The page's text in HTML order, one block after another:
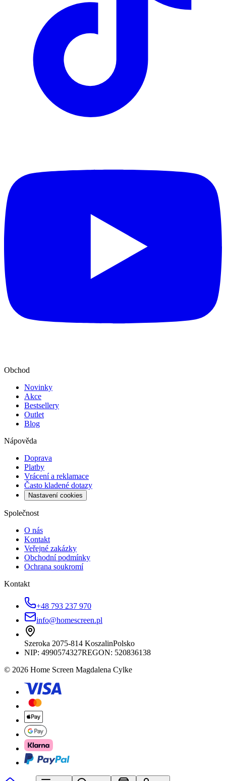
Obchod
Novinky
Akce
Bestsellery
Outlet
Blog
Nápověda
Doprava
Platby
Vrácení a reklamace
Často kladené dotazy
Nastavení cookies
Společnost
O nás
Kontakt
Veřejné zakázky
Obchodní podmínky
Ochrana soukromí
Kontakt
+48 793 237 970
info@homescreen.pl
Szeroka 2075-814 KoszalinPolsko
NIP: 4990574327REGON: 520836138
© 2026 Home Screen Magdalena Cylke